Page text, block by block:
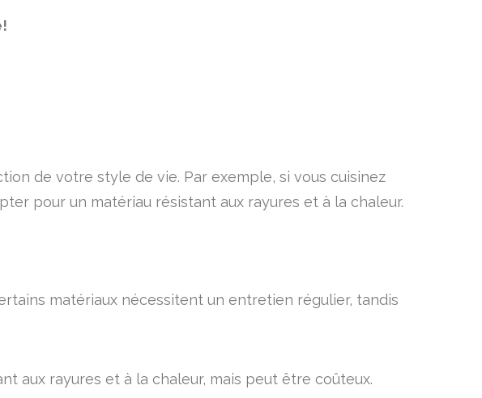
de votre style de vie. Par exemple, si vous cuisinez
pour un matériau résistant aux rayures et à la chaleur.
matériaux nécessitent un entretien régulier, tandis
aux rayures et à la chaleur, mais peut être coûteux.